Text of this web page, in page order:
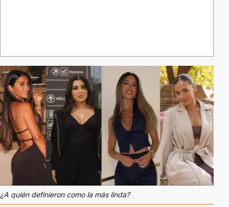
¿A quién definieron como la más linda?